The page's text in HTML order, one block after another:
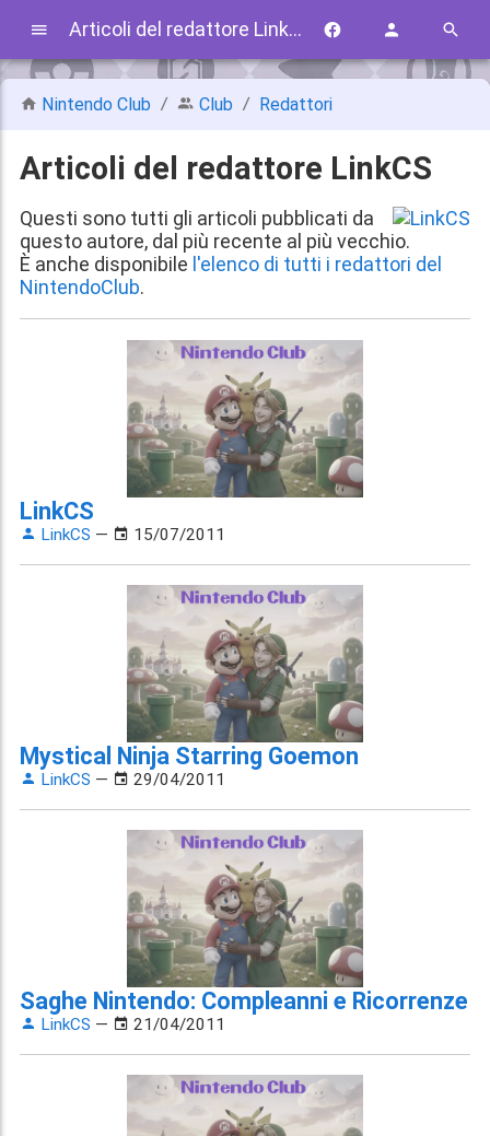
Articoli del redattore LinkCS
Nintendo Club Club Redattori
Articoli del redattore LinkCS
Questi sono tutti gli articoli pubblicati da
questo autore, dal più recente al più vecchio.
È anche disponibile l'elenco di tutti i redattori del
NintendoClub.
LinkCS
LinkCS — 15/07/2011
Mystical Ninja Starring Goemon
LinkCS — 29/04/2011
Saghe Nintendo: Compleanni e Ricorrenze
LinkCS — 21/04/2011